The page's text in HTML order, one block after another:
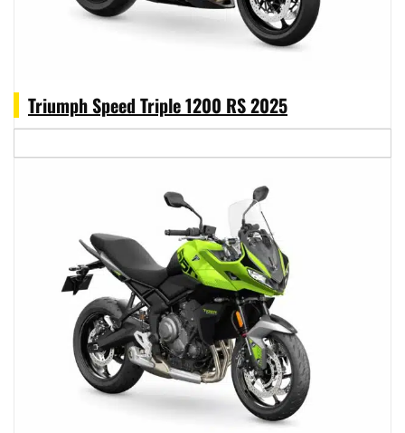
Triumph Speed Triple 1200 RS 2025